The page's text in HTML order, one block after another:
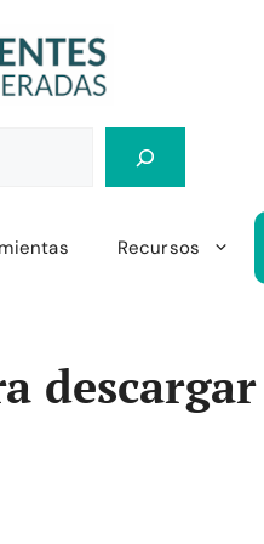
Recursos
descargar